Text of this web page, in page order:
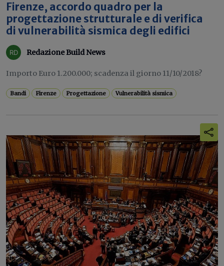
Firenze, accordo quadro per la
progettazione strutturale e di verifica
di vulnerabilità sismica degli edifici
Redazione Build News
Importo Euro 1.200.000; scadenza il giorno 11/10/2018?
Bandi Firenze Progettazione Vulnerabilità sismica